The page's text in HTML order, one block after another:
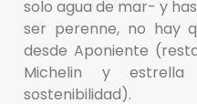
solo agua de mar- y
ser perenne, no hay
desde Aponiente
Michelin y
sostenibilidad).